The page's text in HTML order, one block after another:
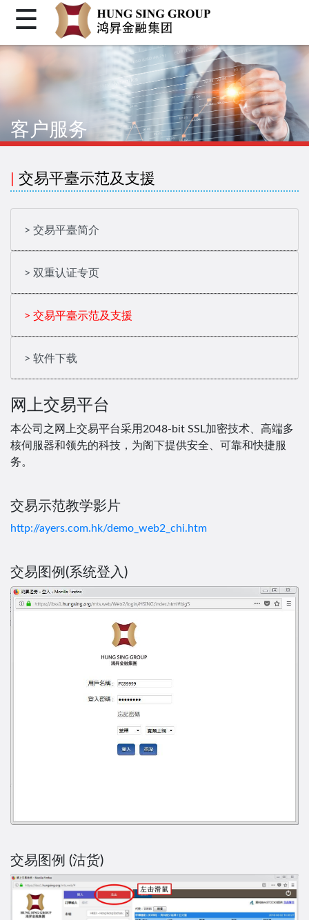
首页
关于我们
机构金融
客户登入
简体
Facebook
☰
客户服务
交易平臺示范及支援
> 交易平臺简介
> 双重认证专页
> 交易平臺示范及支援
> 软件下载
网上交易平台
本公司之网上交易平台采用2048-bit SSL加密技术、高端多
核伺服器和领先的科技，为阁下提供安全、可靠和快捷服
务。
交易示范教学影片
http://ayers.com.hk/demo_web2_chi.htm
交易图例(系统登入)
交易图例 (沽货)